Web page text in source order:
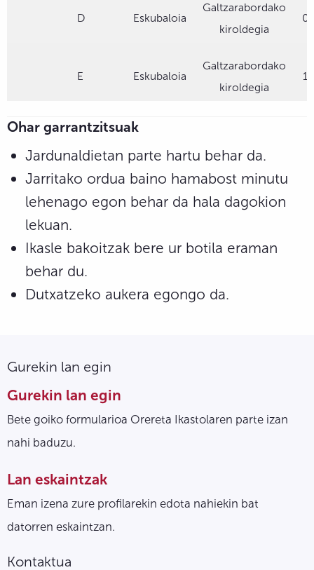
D Eskubaloia
Galtzarabordako
kiroldegia
E Eskubaloia
Galtzarabordako
kiroldegia
Ohar garrantzitsuak
Jardunaldietan parte hartu behar da.
Jarritako ordua baino hamabost minutu
lehenago egon behar da hala dagokion
lekuan.
Ikasle bakoitzak bere ur botila eraman
behar du.
Dutxatzeko aukera egongo da.
Gurekin lan egin
Gurekin lan egin
Bete goiko formularioa Orereta Ikastolaren parte izan
nahi baduzu.
Lan eskaintzak
Eman izena zure profilarekin edota nahiekin bat
datorren eskaintzan.
Kontaktua